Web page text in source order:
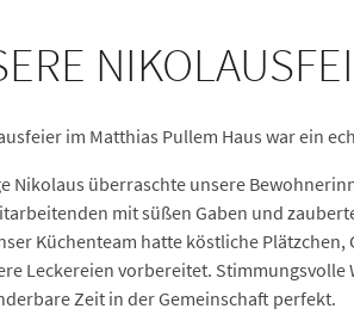
im Matthias Pullem Haus war ein
Nikolaus überraschte unsere
mit süßen Gaben und
Küchenteam hatte köstliche Plätzchen,
Leckereien vorbereitet. Stimmungsvolle
Zeit in der Gemeinschaft perfekt.